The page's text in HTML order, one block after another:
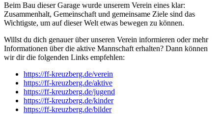
Beim Bau dieser Garage wurde unserem Verein eines klar:
Zusammenhalt, Gemeinschaft und gemeinsame Ziele sind das
Wichtigste, um auf dieser Welt etwas bewegen zu können.
Willst du dich genauer über unseren Verein informieren oder mehr
Informationen über die aktive Mannschaft erhalten? Dann können
wir dir die folgenden Links empfehlen:
https://ff-kreuzberg.de/verein
https://ff-kreuzberg.de/aktive
https://ff-kreuzberg.de/jugend
https://ff-kreuzberg.de/kinder
https://ff-kreuzberg.de/bilder